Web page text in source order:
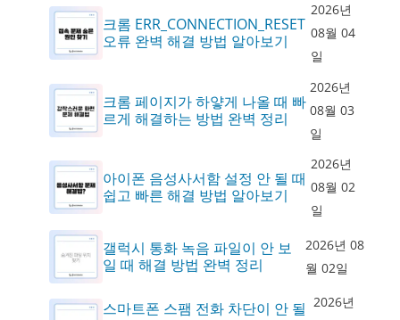
크롬 ERR_CONNECTION_RESET
오류 완벽 해결 방법 알아보기
2026년
08월 04
일
크롬 페이지가 하얗게 나올 때 빠
르게 해결하는 방법 완벽 정리
2026년
08월 03
일
아이폰 음성사서함 설정 안 될 때
쉽고 빠른 해결 방법 알아보기
2026년
08월 02
일
갤럭시 통화 녹음 파일이 안 보
일 때 해결 방법 완벽 정리
2026년 08
월 02일
스마트폰 스팸 전화 차단이 안 될 2026년